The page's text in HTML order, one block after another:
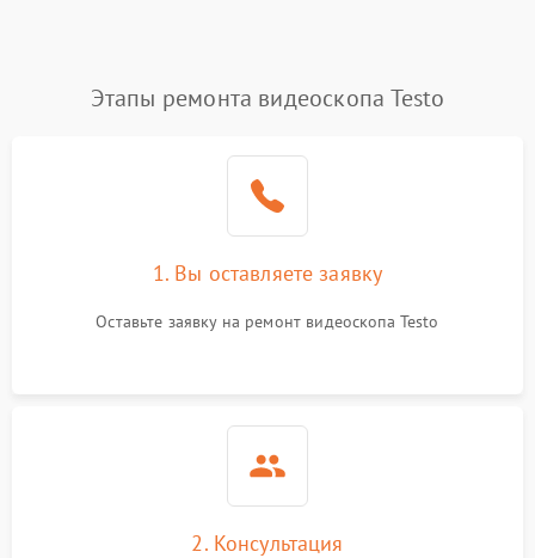
Этапы ремонта видеоскопа Testo
1. Вы оставляете заявку
Оставьте заявку на ремонт видеоскопа Testo
2. Консультация